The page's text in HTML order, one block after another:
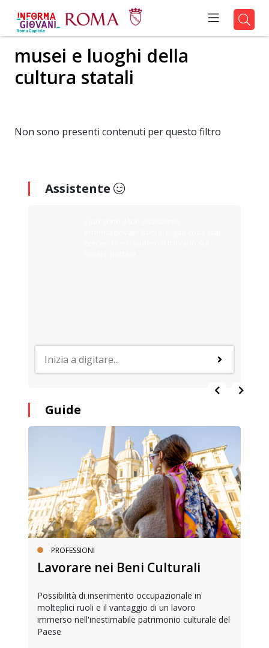
musei e luoghi della
cultura statali
Non sono presenti contenuti per questo filtro
Assistente
Guide
PROFESSIONI
Lavorare nei Beni Culturali
Possibilità di inserimento occupazionale in
molteplici ruoli e il vantaggio di un lavoro
immerso nell'inestimabile patrimonio culturale del
Paese